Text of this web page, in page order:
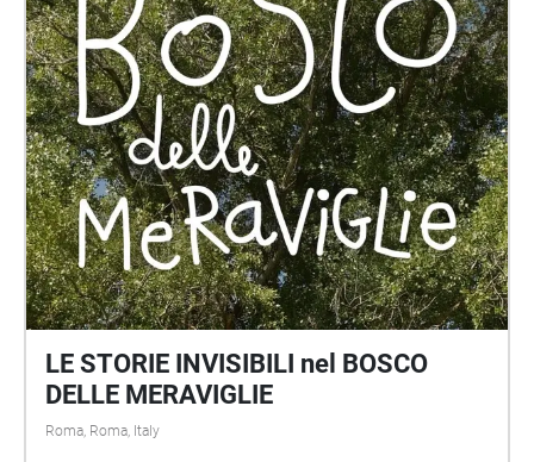
LE STORIE INVISIBILI nel BOSCO
DELLE MERAVIGLIE
Roma, Roma, Italy